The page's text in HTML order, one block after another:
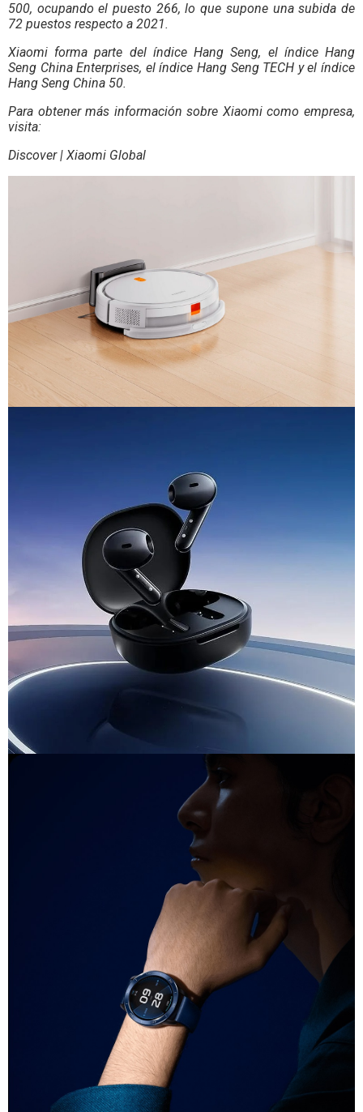
500, ocupando el puesto 266, lo que supone una subida de
72 puestos respecto a 2021.
Xiaomi forma parte del índice Hang Seng, el índice Hang
Seng China Enterprises, el índice Hang Seng TECH y el índice
Hang Seng China 50.
Para obtener más información sobre Xiaomi como empresa,
visita:
Discover | Xiaomi Global